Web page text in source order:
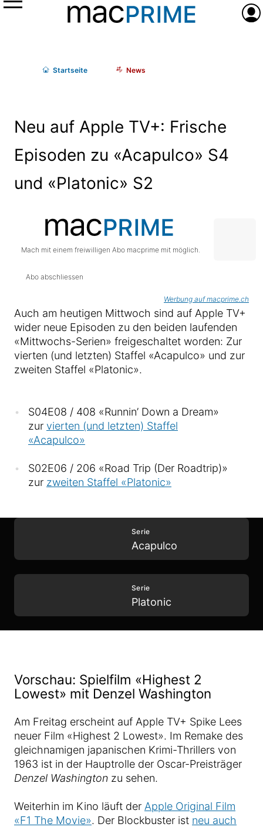
Menü
Startseite News
Neu auf Apple TV+: Frische
Episoden zu «Acapulco» S4
und «Platonic» S2
Mach mit einem freiwilligen Abo macprime mit möglich.
Abo abschliessen
Werbung auf macprime.ch
Auch am heutigen Mittwoch sind auf Apple TV+
wider neue Episoden zu den beiden laufenden
«Mittwochs-Serien» freigeschaltet worden: Zur
vierten (und letzten) Staffel «Acapulco» und zur
zweiten Staffel «Platonic».
S04E08 / 408 «Runnin’ Down a Dream»
zur vierten (und letzten) Staffel
«Acapulco»
S02E06 / 206 «Road Trip (Der Roadtrip)»
zur zweiten Staffel «Platonic»
Serie
Acapulco
Serie
Platonic
Vorschau: Spielfilm «Highest 2
Lowest» mit Denzel Washington
Am Freitag erscheint auf Apple TV+ Spike Lees
neuer Film «Highest 2 Lowest». Im Remake des
gleichnamigen japanischen Krimi-Thrillers von
1963 ist in der Hauptrolle der Oscar-Preisträger
Denzel Washington zu sehen.
Weiterhin im Kino läuft der Apple Original Film
«F1 The Movie». Der Blockbuster ist neu auch